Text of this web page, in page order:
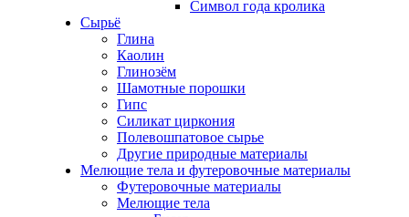
Символ года кролика
Сырьё
Глина
Каолин
Глинозём
Шамотные порошки
Гипс
Силикат циркония
Полевошпатовое сырье
Другие природные материалы
Мелющие тела и футеровочные материалы
Футеровочные материалы
Мелющие тела